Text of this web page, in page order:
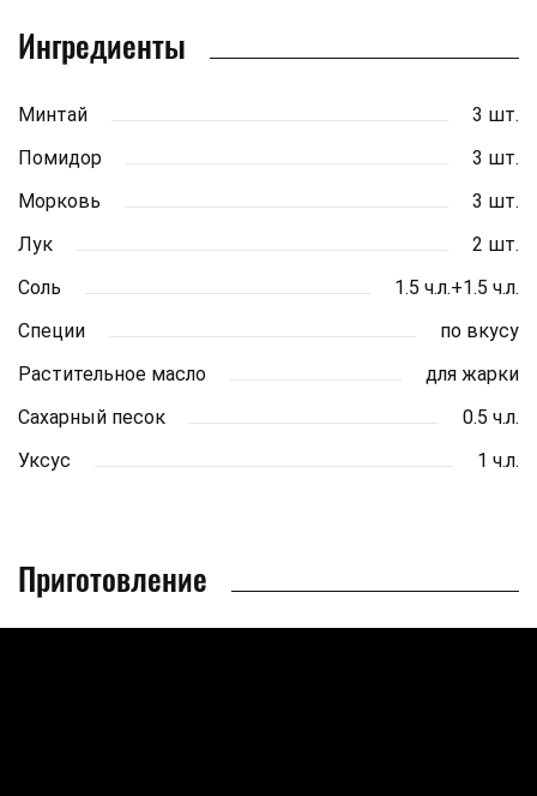
Ингредиенты
Минтай
3 шт.
Помидор
3 шт.
Морковь
3 шт.
Лук
2 шт.
Соль
1.5 ч.л.+1.5 ч.л.
Специи
по вкусу
Растительное масло
для жарки
Сахарный песок
0.5 ч.л.
Уксус
1 ч.л.
Приготовление